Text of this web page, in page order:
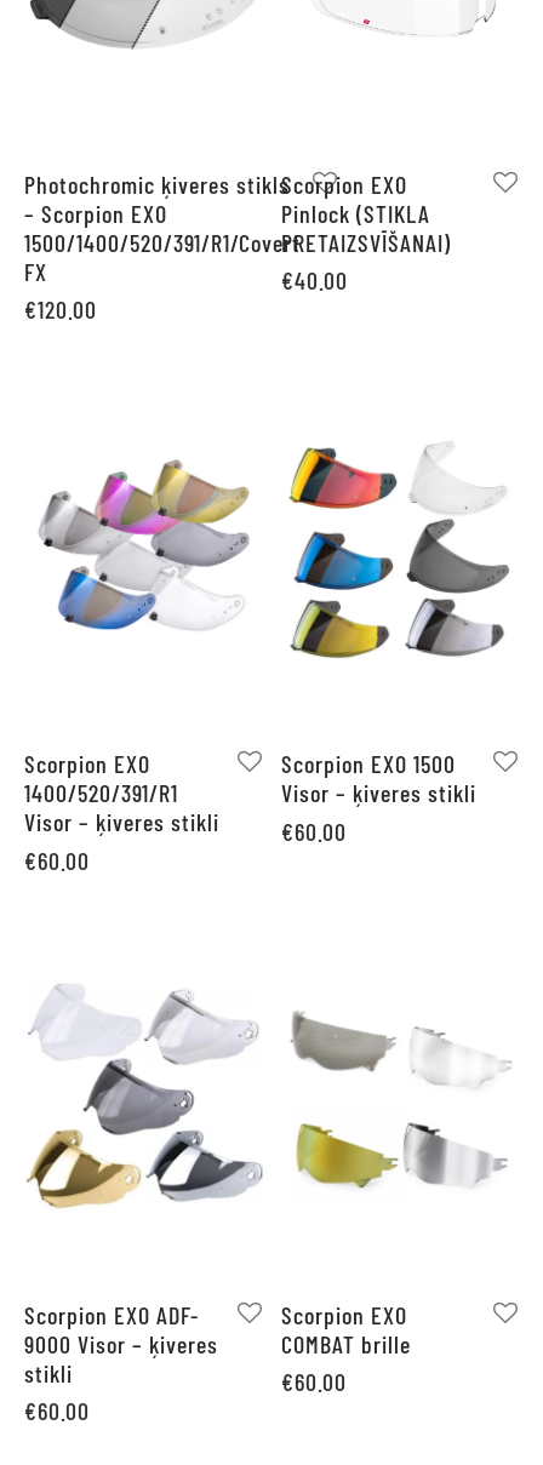
Photochromic ķiveres stikls
– Scorpion EXO
1500/1400/520/391/R1/Covert
FX
€120.00
Scorpion EXO
Pinlock (STIKLA
PRETAIZSVĪŠANAI)
€40.00
Scorpion EXO
1400/520/391/R1
Visor – ķiveres stikli
€60.00
Scorpion EXO 1500
Visor – ķiveres stikli
€60.00
Scorpion EXO ADF-
9000 Visor – ķiveres
stikli
€60.00
Scorpion EXO
COMBAT brille
€60.00